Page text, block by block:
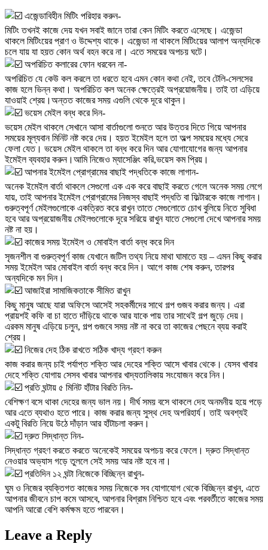
এজেন্ডাবিহীন মিটিং পরিহার করুন-
মিটিং তখনই কাজে দেয় যখন সবাই জানে তারা কেন মিটিং করতে এসেছে। এজেন্ডা
থাকলে মিটিংয়ের প্রাণ ও উদ্দেশ্য থাকে। এজেন্ডা না থাকলে মিটিংয়ের আলাপ অন্যদিকে
চলে যায় যা হয়ত কোন অর্থ বহন করে না। এতে সময়ের অপচয় ঘটে।
অপরিচিত কলারের ফোন ধরবেন না-
অপরিচিত যে কেউ কল করলে তা ধরতে হবে এমন কোন কথা নেই, তবে টেলি-সেলসের
কাজ হলে ভিন্ন কথা। অপরিচিত কল অনেক ক্ষেত্রেই অপ্রয়োজনীয়। তাই তা এড়িয়ে
যাওয়াই শ্রেয়।অন্তত কাজের সময় এগুলি থেকে দূরে থাকুন।
ভয়েস মেইল বন্ধ করে দিন-
ভয়েস মেইল থাকলে সেখানে আসা বার্তাগুলো শুনতে আর উত্তর দিতে গিয়ে আপনার
সময়ের মূল্যবান মিনিট নষ্ট করে দেয়। হয়ত ইমেইল হলে তা অল্প সময়ের মধ্যে সেরে
ফেলা যেত। ভয়েস মেইল থাকলে তা বন্ধ করে দিন আর যোগাযোগের জন্য আপনার
ইমেইল ব্যবহার করুন।আমি নিজেও ম্যাসেঞ্জিং করি,ভয়েস কম প্রিয়।
আপনার ইমেইল প্রোগ্রামের বাছাই পদ্ধতিকে কাজে লাগান-
অনেক ইমেইল বার্তা থাকলে সেগুলো এক এক করে বাছাই করতে গেলে অনেক সময় লেগে
যায়, তাই আপনার ইমেইল প্রোগ্রামের নিজস্ব বাছাই পদ্ধতি বা ফিল্টারকে কাজে লাগান।
গুরুত্বপূর্ণ মেইলগুলোকে একত্রিত করে রাখুন তাতে সেগুলোতে চোখ বুলিয়ে নিতে সুবিধা
হবে আর অপ্রয়োজনীয় মেইলগুলোকে দূরে সরিয়ে রাখুন যাতে সেগুলো দেখে আপনার সময়
নষ্ট না হয়।
কাজের সময় ইমেইল ও মোবাইল বার্তা বন্ধ করে দিন
সৃজনশীল বা গুরুত্বপূর্ণ কাজ যেখানে জটিল তথ্য নিয়ে মাথা ঘামাতে হয় – এমন কিছু করার
সময় ইমেইল আর মোবাইল বার্তা বন্ধ করে দিন। আগে কাজ শেষ করুন, তারপর
অন্যদিকে মন দিন।
আজাইরা সামাজিকতাকে সীমিত রাখুন
কিছু মানুষ আছে যারা অফিসে আসেই সহকর্মীদের সাথে গল্প গুজব করার জন্য। এরা
প্রায়শই কফি বা চা হাতে দাঁড়িয়ে থাকে আর যাকে পায় তার সাথেই গল্প জুড়ে দেয়।
এরকম মানুষ এড়িয়ে চলুন, গল্প গুজবে সময় নষ্ট না করে তা কাজের পেছনে ব্যয় করাই
শ্রেয়।
নিজের দেহ ঠিক রাখতে সঠিক খাদ্য গ্রহণ করুন
কাজ করার জন্য চাই পর্যাপ্ত শক্তি আর দেহের শক্তি আসে খাবার থেকে। যেসব খাবার
দেহে শক্তি যোগায় সেসব খাবার আপনার খাদ্যতালিকায় সংযোজন করে নিন।
প্রতি ঘন্টায় ৫ মিনিট হাঁটার বিরতি নিন-
বেশিক্ষণ বসে থাকা দেহের জন্য ভাল নয়। দীর্ঘ সময় বসে থাকলে দেহ অনমনীয় হয়ে পড়ে
আর এতে ব্যথাও হতে পারে। কাজ করার জন্য সুস্থ দেহ অপরিহার্য। তাই অবশ্যই
একটু বিরতি নিয়ে উঠে দাঁড়ান আর হাঁটাচলা করুন।
দ্রুত সিদ্ধান্ত নিন-
সিদ্ধান্ত গ্রহণ করতে করতে অনেকেই সময়ের অপচয় করে ফেলে। দ্রুত সিদ্ধান্ত
নেওয়ার অভ্যাস গড়ে তুললে সেই সময় আর নষ্ট হবে না।
প্রতিদিন ১২ ঘন্টা নিজেকে বিচ্ছিন্ন রাখুন-
ঘুম ও নিজের ব্যক্তিগত কাজের সময় নিজেকে সব যোগাযোগ থেকে বিচ্ছিন্ন রাখুন, এতে
আপনার জীবনে চাপ কমে আসবে, আপনার বিশ্রাম নিশ্চিত হবে এবং পরবর্তীতে কাজের সময়
আপনি আরো বেশি কর্মক্ষম হতে পারবেন।
Leave a Reply